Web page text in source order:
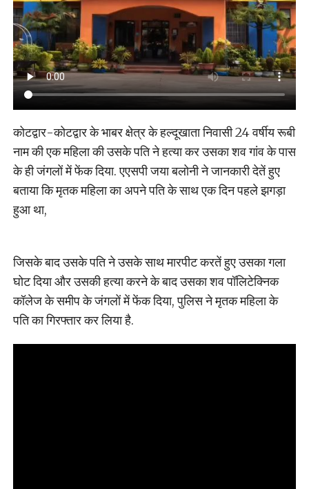
कोटद्वार-कोटद्वार के भाबर क्षेत्र के हल्दूखाता निवासी 24 वर्षीय रूबी
नाम की एक महिला की उसके पति ने हत्या कर उसका शव गांव के पास
के ही जंगलों में फेंक दिया. एएसपी जया बलोनी ने जानकारी देतें हुए
बताया कि मृतक महिला का अपने पति के साथ एक दिन पहले झगड़ा
हुआ था,
जिसके बाद उसके पति ने उसके साथ मारपीट करतें हुए उसका गला
घोट दिया और उसकी हत्या करने के बाद उसका शव पॉलिटेक्निक
कॉलेज के समीप के जंगलों में फेंक दिया, पुलिस ने मृतक महिला के
पति का गिरफ्तार कर लिया है.